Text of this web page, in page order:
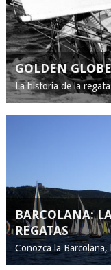
GOLDEN
La historia de la
BARCOLANA:
REGATAS
Conozca la